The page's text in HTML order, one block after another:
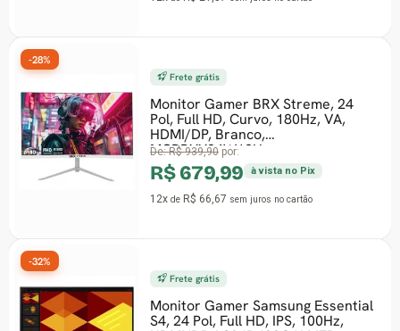
Frete grátis
Monitor Gamer BRX Streme, 24
Pol, Full HD, Curvo, 180Hz, VA,
HDMI/DP, Branco,
MCBRXX24W18H
De:R$ 939,90por:
R$ 679,99 à vista no Pix
12xdeR$ 66,67sem juros no cartão
-28%
Frete grátis
Monitor Gamer Samsung Essential
S4, 24 Pol, Full HD, IPS, 100Hz,
-32%